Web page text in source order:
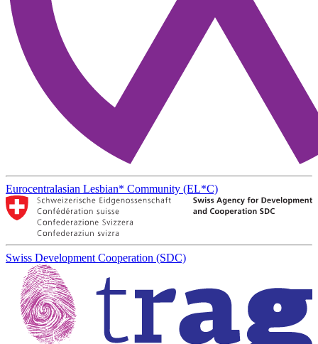
Eurocentralasian Lesbian* Community (EL*C)
Swiss Development Cooperation (SDC)